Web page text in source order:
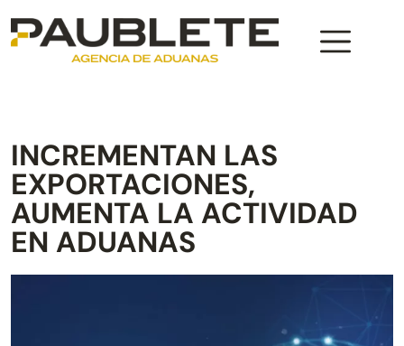
INCREMENTAN LAS
EXPORTACIONES,
AUMENTA LA ACTIVIDAD
EN ADUANAS